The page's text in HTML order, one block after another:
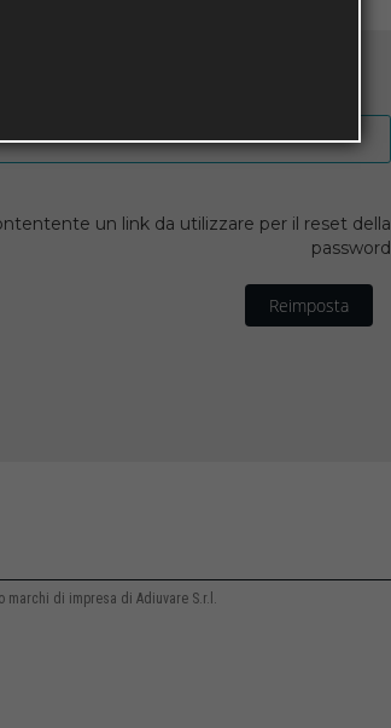
un link da utilizzare per il reset della
password
Reimposta
marchi di impresa di Adiuvare S.r.l.